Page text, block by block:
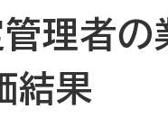
理者の
結果